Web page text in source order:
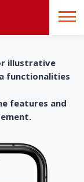
illustrative
functionalities
features and